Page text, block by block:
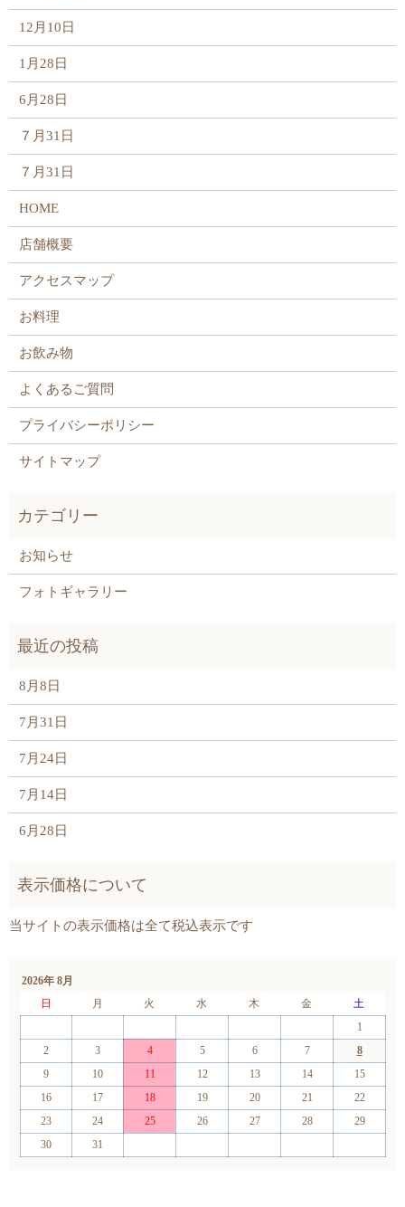
12月10日
1月28日
6月28日
７月31日
７月31日
HOME
店舗概要
アクセスマップ
お料理
お飲み物
よくあるご質問
プライバシーポリシー
サイトマップ
お知らせ
フォトギャラリー
8月8日
7月31日
7月24日
7月14日
6月28日
2026年 8月
日
月 火 水 木 金
土
1
2
3 4 5 6 7
8
9
10 11 12 13 14
15
16
17 18 19 20 21
22
23
24 25 26 27 28
29
30
31